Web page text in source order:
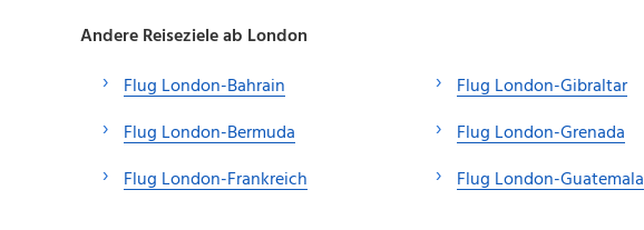
Andere Reiseziele ab London
Flug London-Bahrain
Flug London-Bermuda
Flug London-Frankreich
Flug London-Gibraltar
Flug London-Grenada
Flug London-Guatemala